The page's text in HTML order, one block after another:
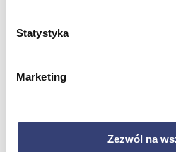
Statystyka
Marketing
Zezwól na
Robot rehabilitacyjny ROBERT®
Dofinansowania
Poznaj Hasmed
Nasze marki